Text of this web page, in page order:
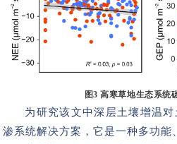
图3 高寒草地生态系统
为研究该文中深层土壤增温
渗系统解决方案，它是一种多功能